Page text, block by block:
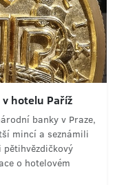
hotelu Paříž
banky v Praze,
mincí a seznámili
o hotelovém